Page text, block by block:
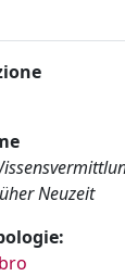
Neuzeit